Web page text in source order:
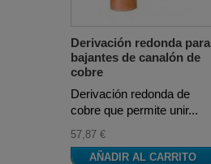
Derivación redonda para
bajantes de canalón de
cobre
Derivación redonda de
cobre que permite unir...
57,87 €
AÑADIR AL CARRITO